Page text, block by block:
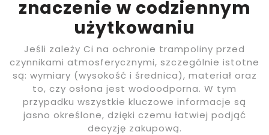
znaczenie w codziennym
użytkowaniu
Jeśli zależy Ci na ochronie trampoliny przed
czynnikami atmosferycznymi, szczególnie istotne
są: wymiary (wysokość i średnica), materiał oraz
to, czy osłona jest wodoodporna. W tym
przypadku wszystkie kluczowe informacje są
jasno określone, dzięki czemu łatwiej podjąć
decyzję zakupową.